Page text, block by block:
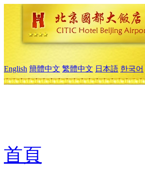
English 簡體中文 繁體中文 日本語 한국어
首頁